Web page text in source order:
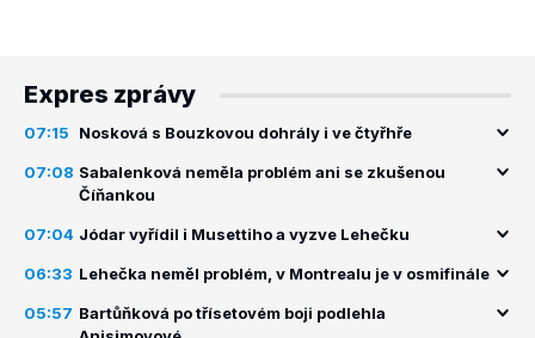
Expres zprávy
07:15 Nosková s Bouzkovou dohrály i ve čtyřhře
07:08 Sabalenková neměla problém ani se zkušenou
Číňankou
07:04 Jódar vyřídil i Musettiho a vyzve Lehečku
06:33 Lehečka neměl problém, v Montrealu je v osmifinále
05:57 Bartůňková po třísetovém boji podlehla